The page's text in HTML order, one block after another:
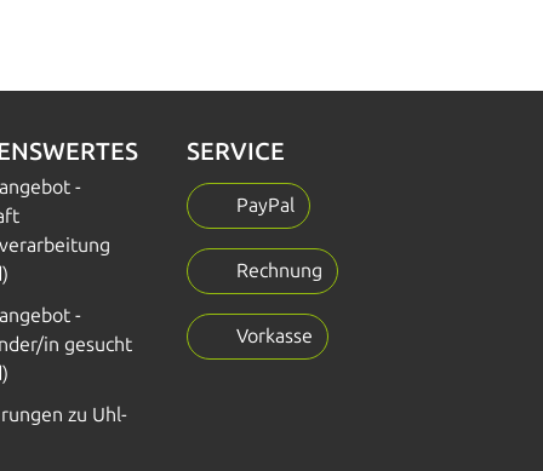
-
-
in gesucht
zu Uhl-
SERVICE
PayPal
Rechnung
Vorkasse